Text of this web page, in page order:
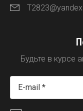
Будьте в курсе